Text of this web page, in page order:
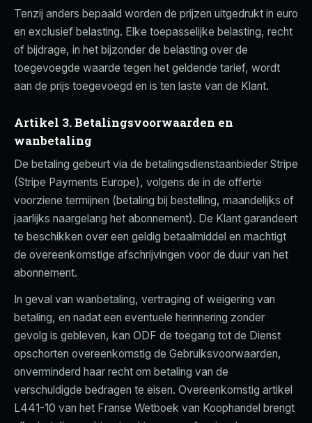
Tenzij anders bepaald worden de prijzen uitgedrukt in euro
en exclusief belasting. Elke toepasselijke belasting, recht
of bijdrage, in het bijzonder de belasting over de
toegevoegde waarde tegen het geldende tarief, wordt
aan de prijs toegevoegd en is ten laste van de Klant.
Artikel 3. Betalingsvoorwaarden en
wanbetaling
De betaling gebeurt via de betalingsdienstaanbieder Stripe
(Stripe Payments Europe), volgens de in de offerte
voorziene termijnen (betaling bij bestelling, maandelijks of
jaarlijks naargelang het abonnement). De Klant garandeert
te beschikken over een geldig betaalmiddel en machtigt
de overeenkomstige afschrijvingen voor de duur van het
abonnement.
In geval van wanbetaling, vertraging of weigering van
betaling, en nadat een eventuele herinnering zonder
gevolg is gebleven, kan ODF de toegang tot de Dienst
opschorten overeenkomstig de Gebruiksvoorwaarden,
onverminderd haar recht om betaling van de
verschuldigde bedragen te eisen. Overeenkomstig artikel
L441-10 van het Franse Wetboek van Koophandel brengt